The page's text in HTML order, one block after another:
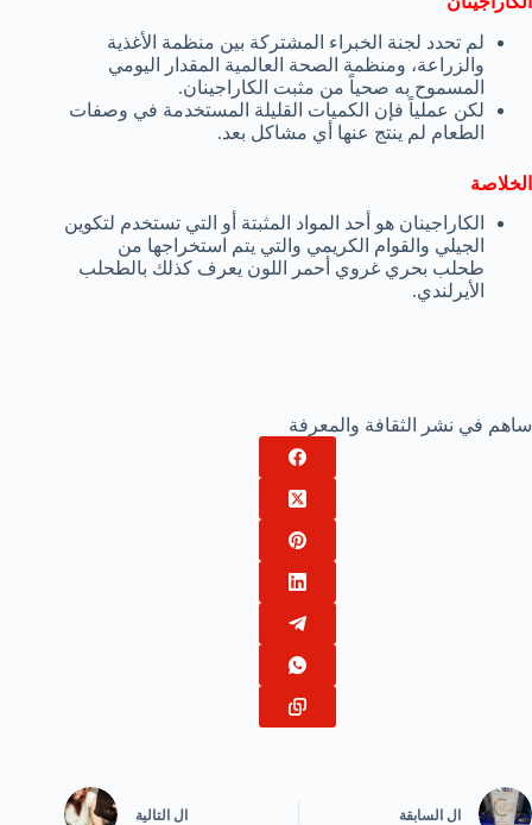
لم تحدد لجنة الخبراء المشتركة بين منظمة الأغذية
والزراعة، ومنظمة الصحة العالمية المقدار اليومي
المسموح به صحياً من مثبت الكاراجينان.
لكن عملياً فإن الكميات القليلة المستخدمة في وصفات
الطعام لم ينتج عنها أي مشاكل بعد.
الخلاصة
الكاراجينان هو أحد المواد المثبتة أو التي تستخدم لتكوين
الجيلي والقوام الكريمي والتي يتم استخراجها من
طحلب بحري غروي أحمر اللون يعرف كذلك بالطحلب
الأيرلندي.
ساهم في نشر الثقافة والمعرفة
ال السابقة ال التالية